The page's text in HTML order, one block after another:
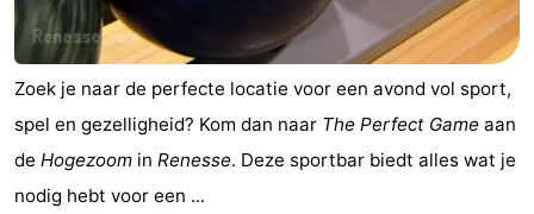
Zoek je naar de perfecte locatie voor een avond vol sport,
spel en gezelligheid? Kom dan naar The Perfect Game aan
de Hogezoom in Renesse. Deze sportbar biedt alles wat je
nodig hebt voor een ...